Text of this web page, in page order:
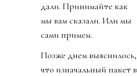
дали. Принимайте как
мы вам сказали. Или мы
сами примем.
Позже днем выяснилось,
что изначальный пакет в